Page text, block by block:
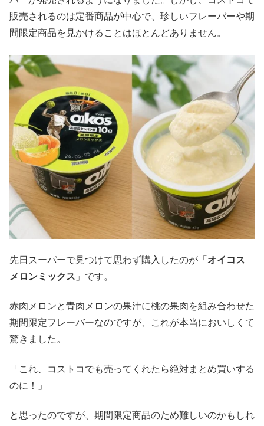
販売されるのは定番商品が中心で、珍しいフレーバーや期
間限定商品を見かけることはほとんどありません。
先日スーパーで見つけて思わず購入したのが「 オイコス
メロンミックス 」です。
赤肉メロンと青肉メロンの果汁に桃の果肉を組み合わせた
期間限定フレーバーなのですが、これが本当においしくて
驚きました。
「これ、コストコでも売ってくれたら絶対まとめ買いする
のに！」
と思ったのですが、期間限定商品のため難しいのかもしれ